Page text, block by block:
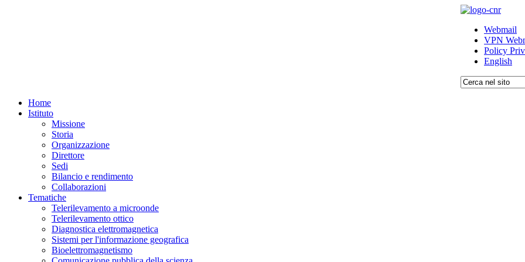
Webmail
VPN
Policy
English
Home
Istituto
Missione
Storia
Organizzazione
Direttore
Sedi
Bilancio e rendimento
Collaborazioni
Tematiche
Telerilevamento a microonde
Telerilevamento ottico
Diagnostica elettromagnetica
Sistemi per l'informazione geografica
Bioelettromagnetismo